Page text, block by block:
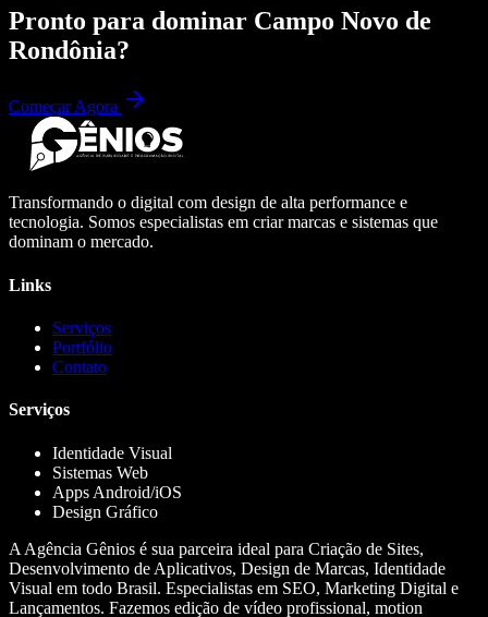
Pronto para dominar Campo Novo de
Rondônia?
Começar Agora
Transformando o digital com design de alta performance e
tecnologia. Somos especialistas em criar marcas e sistemas que
dominam o mercado.
Links
Serviços
Portfólio
Contato
Serviços
Identidade Visual
Sistemas Web
Apps Android/iOS
Design Gráfico
A Agência Gênios é sua parceira ideal para Criação de Sites,
Desenvolvimento de Aplicativos, Design de Marcas, Identidade
Visual em todo Brasil. Especialistas em SEO, Marketing Digital e
Lançamentos. Fazemos edição de vídeo profissional, motion